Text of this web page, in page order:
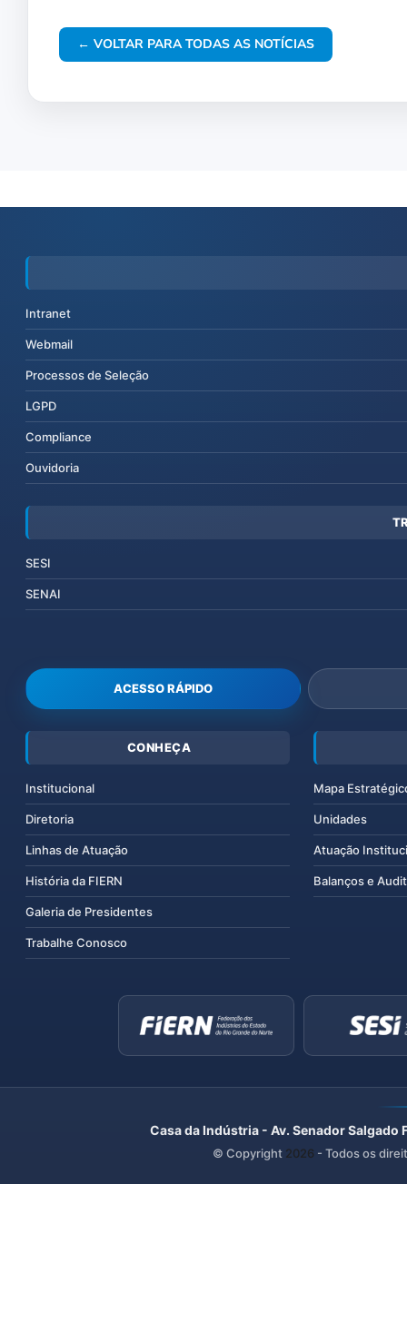
← VOLTAR PARA TODAS AS NOTÍCIAS
Intranet
Webmail
Processos de Seleção
LGPD
Compliance
Ouvidoria
SESI
SENAI
ACESSO RÁPIDO
CONHEÇA
Institucional
Diretoria
Linhas de Atuação
História da FIERN
Galeria de Presidentes
Trabalhe Conosco
Mapa
Unidades
Atuação
Balanços e
Casa da Indústria - Av. Senador
© Copyright 2026 - Todos os